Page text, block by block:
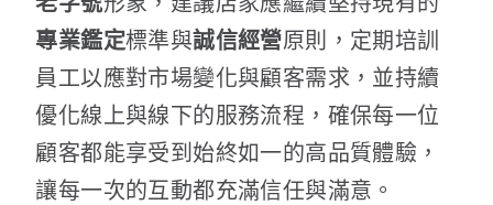
專業鑑定標準與誠信經營原則，定期培訓
員工以應對市場變化與顧客需求，並持續
優化線上與線下的服務流程，確保每一位
顧客都能享受到始終如一的高品質體驗，
讓每一次的互動都充滿信任與滿意。